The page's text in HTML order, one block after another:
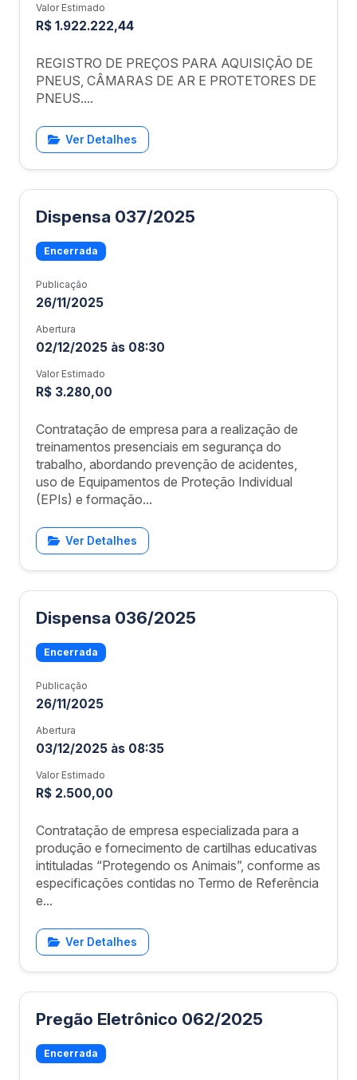
Valor Estimado
R$ 1.922.222,44
REGISTRO DE PREÇOS PARA AQUISIÇÃO DE
PNEUS, CÂMARAS DE AR E PROTETORES DE
PNEUS....
Ver Detalhes
Dispensa 037/2025
Encerrada
Publicação
26/11/2025
Abertura
02/12/2025 às 08:30
Valor Estimado
R$ 3.280,00
Contratação de empresa para a realização de
treinamentos presenciais em segurança do
trabalho, abordando prevenção de acidentes,
uso de Equipamentos de Proteção Individual
(EPIs) e formação...
Ver Detalhes
Dispensa 036/2025
Encerrada
Publicação
26/11/2025
Abertura
03/12/2025 às 08:35
Valor Estimado
R$ 2.500,00
Contratação de empresa especializada para a
produção e fornecimento de cartilhas educativas
intituladas “Protegendo os Animais”, conforme as
especificações contidas no Termo de Referência
e...
Ver Detalhes
Pregão Eletrônico 062/2025
Encerrada